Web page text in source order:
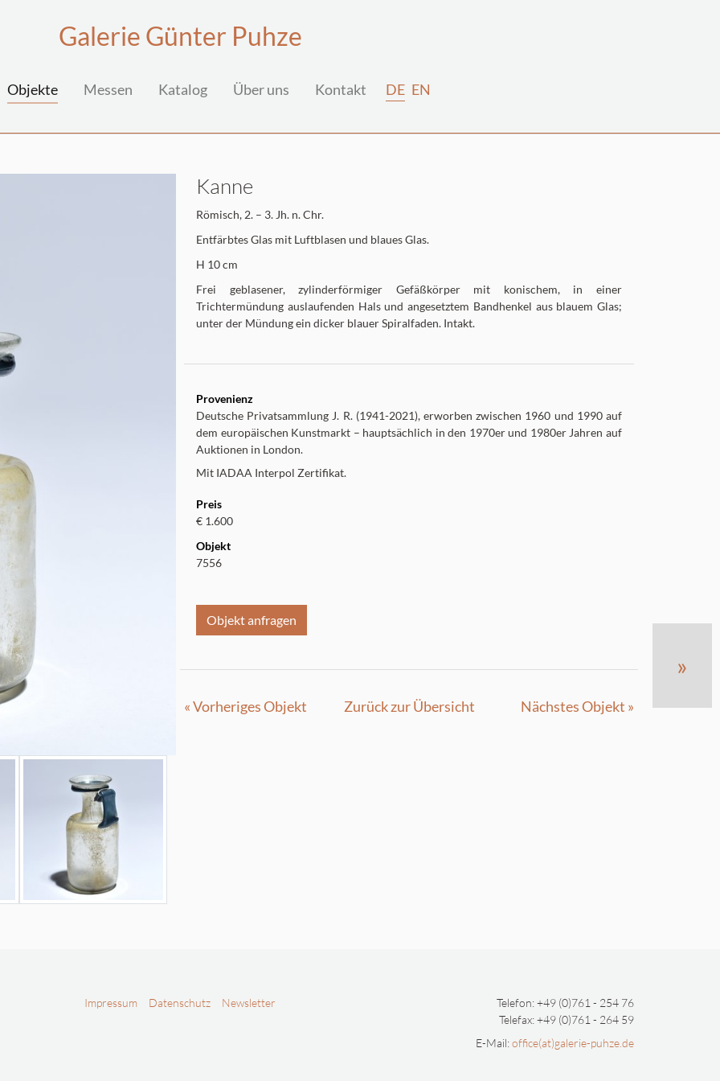
Galerie Günter Puhze
Objekte(current)
Messen Katalog Über uns Kontakt DE EN
»
Kanne
Römisch, 2. – 3. Jh. n. Chr.
Entfärbtes Glas mit Luftblasen und blaues Glas.
H 10 cm
Frei geblasener, zylinderförmiger Gefäßkörper mit konischem, in einer
Trichtermündung auslaufenden Hals und angesetztem Bandhenkel aus blauem Glas;
unter der Mündung ein dicker blauer Spiralfaden. Intakt.
Provenienz
Deutsche Privatsammlung J. R. (1941-2021), erworben zwischen 1960 und 1990 auf
dem europäischen Kunstmarkt – hauptsächlich in den 1970er und 1980er Jahren auf
Auktionen in London.
Mit IADAA Interpol Zertifikat.
Preis
€ 1.600
Objekt
7556
Objekt anfragen
« Vorheriges Objekt Zurück zur Übersicht Nächstes Objekt »
Impressum Datenschutz Newsletter
Telefon: +49 (0)761 - 254 76
Telefax: +49 (0)761 - 264 59
E-Mail:office(at)galerie-puhze.de